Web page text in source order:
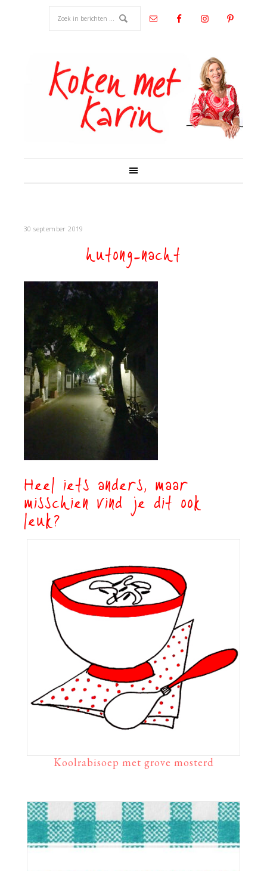
30 september 2019
hutong-nacht
Heel iets anders, maar
misschien vind je dit ook
leuk?
Koolrabisoep met grove mosterd